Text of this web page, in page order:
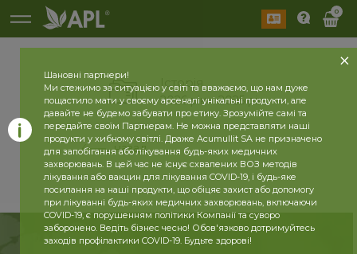
0
Історія
2026 рік 2025 рік
назад
Шановні партнери!
Ми стежимо за ситуацією у світі та вважаємо, що нам дуже
пощастило мати у своєму арсеналі унікальні продукти, але
давайте не будемо забувати про етику. Зрозумійте самі та
передайте своїм Партнерам. Не можна представляти наші
продукти у хибному світлі. Драже Acumullit SA не призначено
для запобігання або лікування будь-яких медичних
захворювань. В цей час не існує схвалених ВОЗ методів
лікування або вакцин для лікування COVID-19, і будь-яке
посилання на наші продукти, що обіцяє захист або допомогу
при лікуванні будь-яких медичних захворювань, включаючи
COVID-19, є порушенням політики Компанії та суворо
заборонено. Ведіть бізнес чесно! Обов'язково дотримуйтесь
заходів профілактики COVID-19. Будьте здорові!